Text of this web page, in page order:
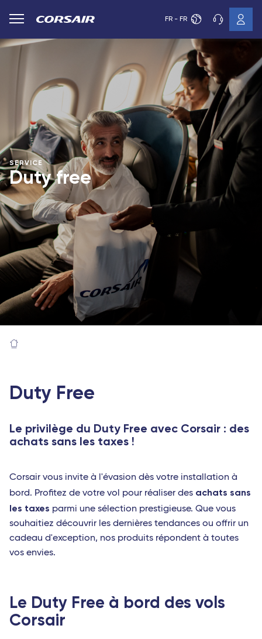
FR - FR
SERVICE
Duty free
Duty Free
Le privilège du Duty Free avec Corsair : des
achats sans les taxes !
Corsair vous invite à l'évasion dès votre installation à
bord. Profitez de votre vol pour réaliser des achats sans
les taxes parmi une sélection prestigieuse. Que vous
souhaitiez découvrir les dernières tendances ou offrir un
cadeau d'exception, nos produits répondent à toutes
vos envies.
Le Duty Free à bord des vols
Corsair